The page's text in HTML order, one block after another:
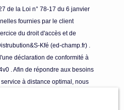
de la Loi n° 78-17 du 6 janvier
fournies par le client
du droit d'accès et de
Kfé (ed-champ.fr) .
déclaration de conformité à
. Afin de répondre aux besoins
à distance optimal, nous
adresse). Ces informations sont